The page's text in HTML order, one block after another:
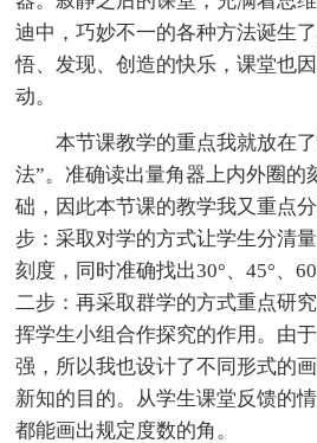
迪中，巧妙不一的各种方法诞生
悟、发现、创造的快乐，课堂也
动。
本节课教学的重点我就放在
法”。准确读出量角器上内外圈的
础，因此本节课的教学我又重点
步：采取对学的方式让学生分清
刻度，同时准确找出30°、45°、
二步：再采取群学的方式重点研
挥学生小组合作探究的作用。由
强，所以我也设计了不同形式的
新知的目的。从学生课堂反馈的
都能画出规定度数的角。